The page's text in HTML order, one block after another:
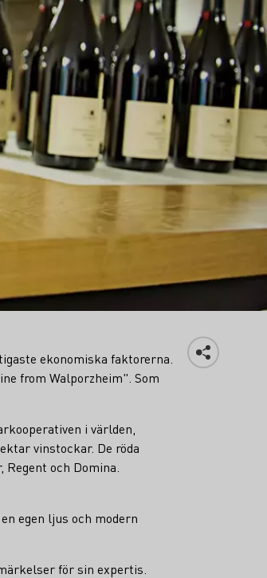
ekonomiska faktorerna.
from Walporzheim". Som
i världen,
vinstockar. De röda
och Domina.
egen ljus och modern
för sin expertis.